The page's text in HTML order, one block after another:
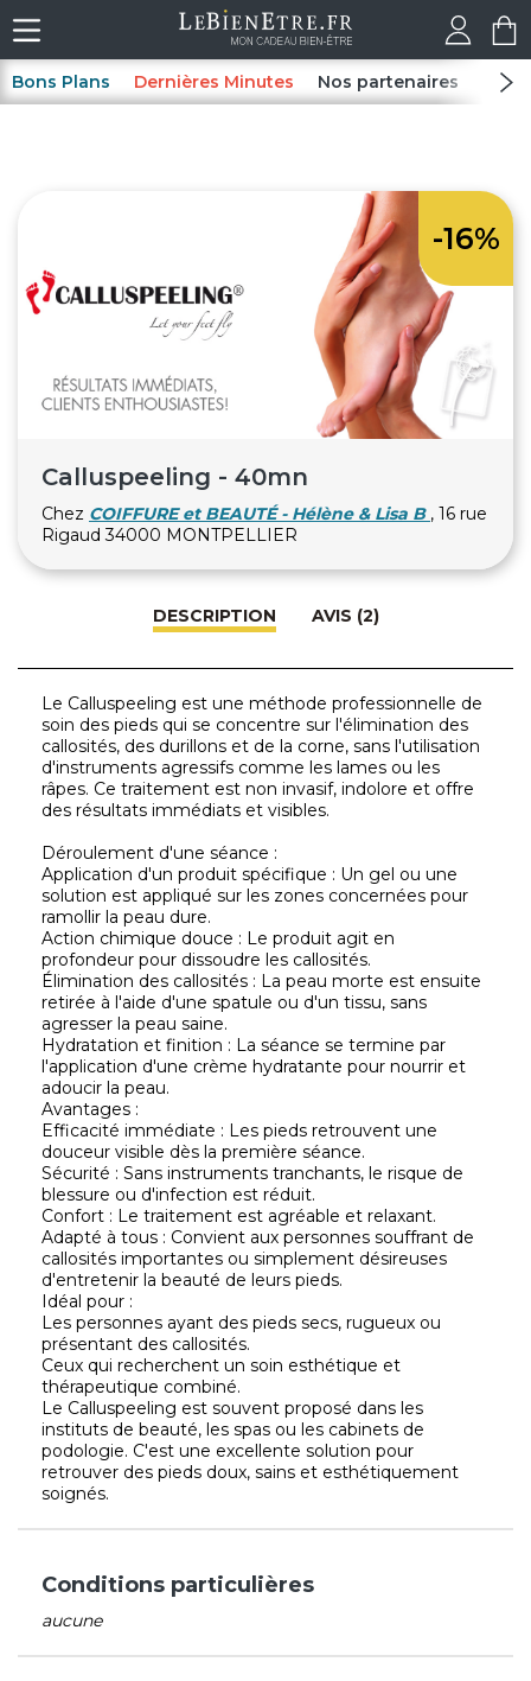
Bons Plans Dernières Minutes Nos partenaires Spas
-16%
Calluspeeling - 40mn
Chez COIFFURE et BEAUTÉ - Hélène & Lisa B , 16 rue
Rigaud 34000 MONTPELLIER
DESCRIPTION AVIS (2)
Le Calluspeeling est une méthode professionnelle de
soin des pieds qui se concentre sur l'élimination des
callosités, des durillons et de la corne, sans l'utilisation
d'instruments agressifs comme les lames ou les
râpes. Ce traitement est non invasif, indolore et offre
des résultats immédiats et visibles.
Déroulement d'une séance :
Application d'un produit spécifique : Un gel ou une
solution est appliqué sur les zones concernées pour
ramollir la peau dure.
Action chimique douce : Le produit agit en
profondeur pour dissoudre les callosités.
Élimination des callosités : La peau morte est ensuite
retirée à l'aide d'une spatule ou d'un tissu, sans
agresser la peau saine.
Hydratation et finition : La séance se termine par
l'application d'une crème hydratante pour nourrir et
adoucir la peau.
Avantages :
Efficacité immédiate : Les pieds retrouvent une
douceur visible dès la première séance.
Sécurité : Sans instruments tranchants, le risque de
blessure ou d'infection est réduit.
Confort : Le traitement est agréable et relaxant.
Adapté à tous : Convient aux personnes souffrant de
callosités importantes ou simplement désireuses
d'entretenir la beauté de leurs pieds.
Idéal pour :
Les personnes ayant des pieds secs, rugueux ou
présentant des callosités.
Ceux qui recherchent un soin esthétique et
thérapeutique combiné.
Le Calluspeeling est souvent proposé dans les
instituts de beauté, les spas ou les cabinets de
podologie. C'est une excellente solution pour
retrouver des pieds doux, sains et esthétiquement
soignés.
Conditions particulières
aucune